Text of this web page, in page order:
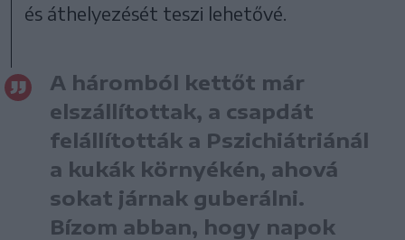
és áthelyezését teszi lehetővé.
A háromból kettőt már
elszállítottak, a csapdát
felállították a Pszichiátriánál
a kukák környékén, ahová
sokat járnak guberálni.
Bízom abban, hogy napok